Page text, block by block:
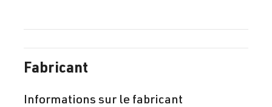
Fabricant
Informations sur le fabricant